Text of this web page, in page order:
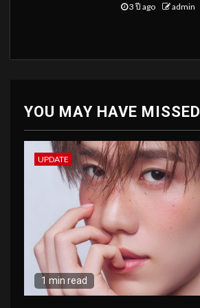
3 ปี ago admin
YOU MAY HAVE MISSED
UPDATE
1 min read